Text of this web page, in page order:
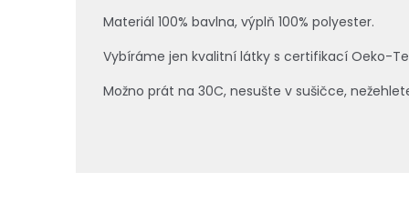
Materiál 100% bavlna, výplň 100% polyester.
Vybíráme jen kvalitní látky s certifikací Oeko-
Možno prát na 30C, nesušte v sušičce,